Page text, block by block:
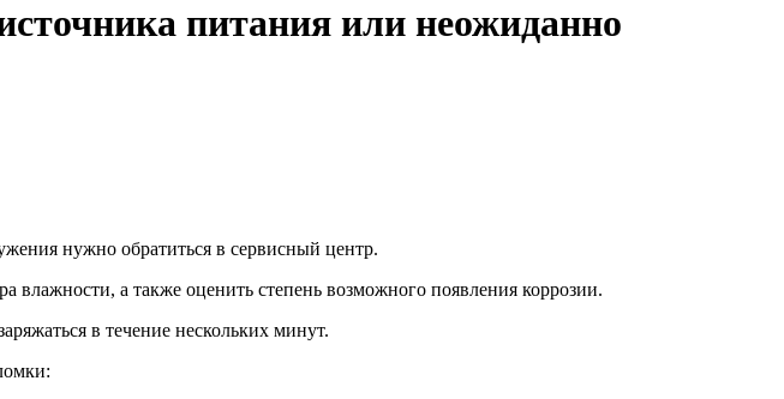
питания или неожиданно
нужно обратиться в сервисный центр.
влажности, а также оценить степень возможного появления коррозии.
в течение нескольких минут.